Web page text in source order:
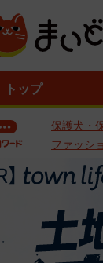
トップ
保護犬・
ファッシ